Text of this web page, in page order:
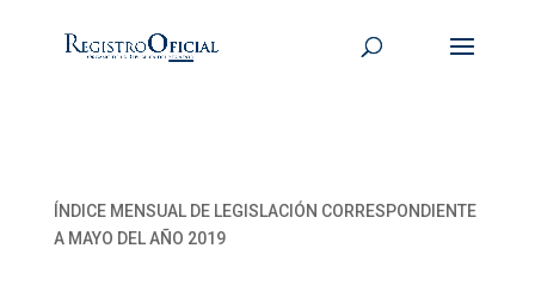
ÍNDICE MENSUAL DE LEGISLACIÓN CORRESPONDIENTE
A MAYO DEL AÑO 2019